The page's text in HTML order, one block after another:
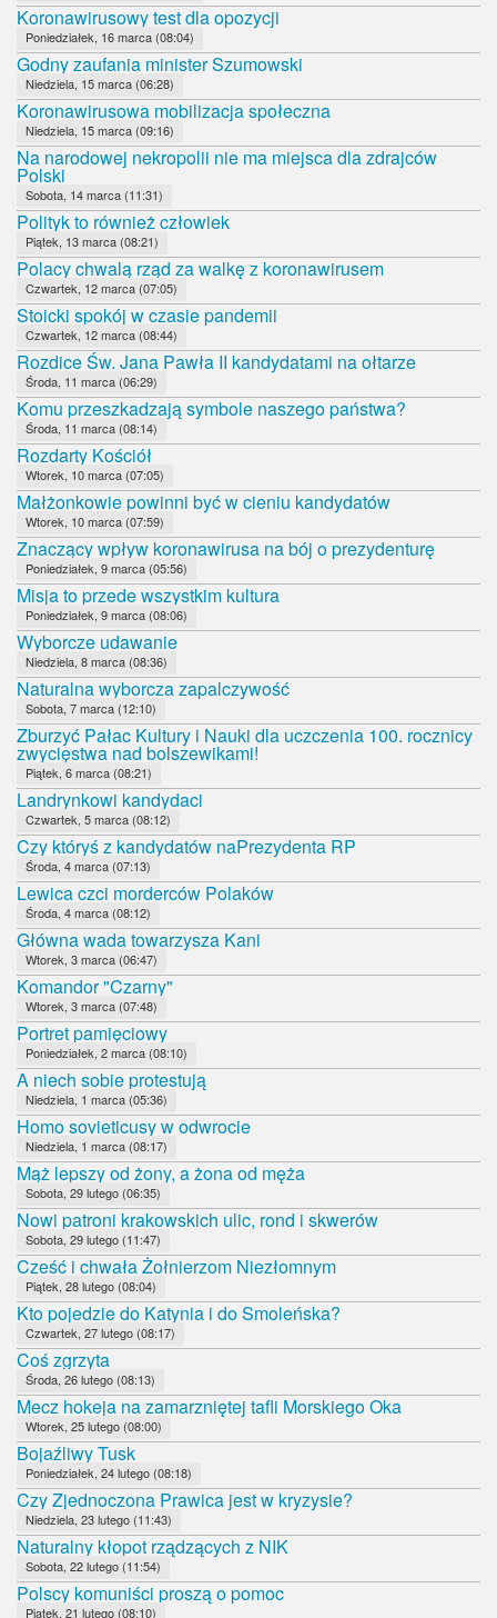
Koronawirusowy test dla opozycji
Poniedziałek, 16 marca (08:04)
Godny zaufania minister Szumowski
Niedziela, 15 marca (06:28)
Koronawirusowa mobilizacja społeczna
Niedziela, 15 marca (09:16)
Na narodowej nekropolii nie ma miejsca dla zdrajców
Polski
Sobota, 14 marca (11:31)
Polityk to również człowiek
Piątek, 13 marca (08:21)
Polacy chwalą rząd za walkę z koronawirusem
Czwartek, 12 marca (07:05)
Stoicki spokój w czasie pandemii
Czwartek, 12 marca (08:44)
Rozdice Św. Jana Pawła II kandydatami na ołtarze
Środa, 11 marca (06:29)
Komu przeszkadzają symbole naszego państwa?
Środa, 11 marca (08:14)
Rozdarty Kościół
Wtorek, 10 marca (07:05)
Małżonkowie powinni być w cieniu kandydatów
Wtorek, 10 marca (07:59)
Znaczący wpływ koronawirusa na bój o prezydenturę
Poniedziałek, 9 marca (05:56)
Misja to przede wszystkim kultura
Poniedziałek, 9 marca (08:06)
Wyborcze udawanie
Niedziela, 8 marca (08:36)
Naturalna wyborcza zapalczywość
Sobota, 7 marca (12:10)
Zburzyć Pałac Kultury i Nauki dla uczczenia 100. rocznicy
zwycięstwa nad bolszewikami!
Piątek, 6 marca (08:21)
Landrynkowi kandydaci
Czwartek, 5 marca (08:12)
Czy któryś z kandydatów naPrezydenta RP
Środa, 4 marca (07:13)
Lewica czci morderców Polaków
Środa, 4 marca (08:12)
Główna wada towarzysza Kani
Wtorek, 3 marca (06:47)
Komandor "Czarny"
Wtorek, 3 marca (07:48)
Portret pamięciowy
Poniedziałek, 2 marca (08:10)
A niech sobie protestują
Niedziela, 1 marca (05:36)
Homo sovieticusy w odwrocie
Niedziela, 1 marca (08:17)
Mąż lepszy od żony, a żona od męża
Sobota, 29 lutego (06:35)
Nowi patroni krakowskich ulic, rond i skwerów
Sobota, 29 lutego (11:47)
Cześć i chwała Żołnierzom Niezłomnym
Piątek, 28 lutego (08:04)
Kto pojedzie do Katynia i do Smoleńska?
Czwartek, 27 lutego (08:17)
Coś zgrzyta
Środa, 26 lutego (08:13)
Mecz hokeja na zamarzniętej tafli Morskiego Oka
Wtorek, 25 lutego (08:00)
Bojaźliwy Tusk
Poniedziałek, 24 lutego (08:18)
Czy Zjednoczona Prawica jest w kryzysie?
Niedziela, 23 lutego (11:43)
Naturalny kłopot rządzących z NIK
Sobota, 22 lutego (11:54)
Polscy komuniści proszą o pomoc
Piątek, 21 lutego (08:10)